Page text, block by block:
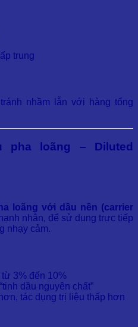
trung
nhầm lẫn với hàng tổng
pha loãng – Diluted
loãng với dầu nền (carrier
nhân, để sử dụng trực tiếp
nhạy cảm.
3% đến 10%
dầu nguyên chất”
tác dụng trị liệu thấp hơn